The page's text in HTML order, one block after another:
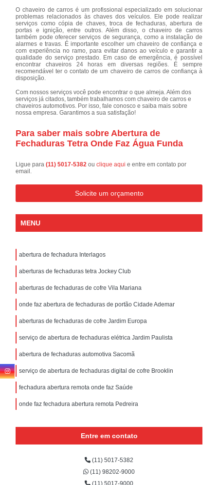
O chaveiro de carros é um profissional especializado em solucionar
problemas relacionados às chaves dos veículos. Ele pode realizar
serviços como cópia de chaves, troca de fechaduras, abertura de
portas e ignição, entre outros. Além disso, o chaveiro de carros
também pode oferecer serviços de segurança, como a instalação de
alarmes e travas. É importante escolher um chaveiro de confiança e
com experiência no ramo, para evitar danos ao veículo e garantir a
qualidade do serviço prestado. Em caso de emergência, é possível
encontrar chaveiros 24 horas em diversas regiões. É sempre
recomendável ter o contato de um chaveiro de carros de confiança à
disposição.
Com nossos serviços você pode encontrar o que almeja. Além dos
serviços já citados, também trabalhamos com chaveiro de carros e
chaveiros automotivos. Por isso, fale conosco e saiba mais sobre
nossa empresa. Garantimos a sua satisfação!
Para saber mais sobre Abertura de
Fechaduras Tetra Onde Faz Água Funda
Ligue para(11) 5017-5382ouclique aqui e entre em contato por
email.
Solicite um orçamento
MENU
abertura de fechadura Interlagos
aberturas de fechaduras tetra Jockey Club
aberturas de fechaduras de cofre Vila Mariana
onde faz abertura de fechaduras de portão Cidade Ademar
aberturas de fechaduras de cofre Jardim Europa
serviço de abertura de fechaduras elétrica Jardim Paulista
abertura de fechaduras automotiva Sacomã
serviço de abertura de fechaduras digital de cofre Brooklin
fechadura abertura remota onde faz Saúde
onde faz fechadura abertura remota Pedreira
Entre em contato
(11) 5017-5382
(11) 98202-9000
(11) 5017-9000